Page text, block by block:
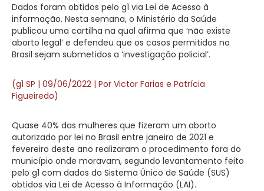
Dados foram obtidos pelo g1 via Lei de Acesso à
informação. Nesta semana, o Ministério da Saúde
publicou uma cartilha na qual afirma que ‘não existe
aborto legal’ e defendeu que os casos permitidos no
Brasil sejam submetidos a ‘investigação policial’.
(g1 SP | 09/06/2022 | Por Victor Farias e Patrícia
Figueiredo)
Quase 40% das mulheres que fizeram um aborto
autorizado por lei no Brasil entre janeiro de 2021 e
fevereiro deste ano realizaram o procedimento fora do
município onde moravam, segundo levantamento feito
pelo g1 com dados do Sistema Único de Saúde (SUS)
obtidos via Lei de Acesso à Informação (LAI).